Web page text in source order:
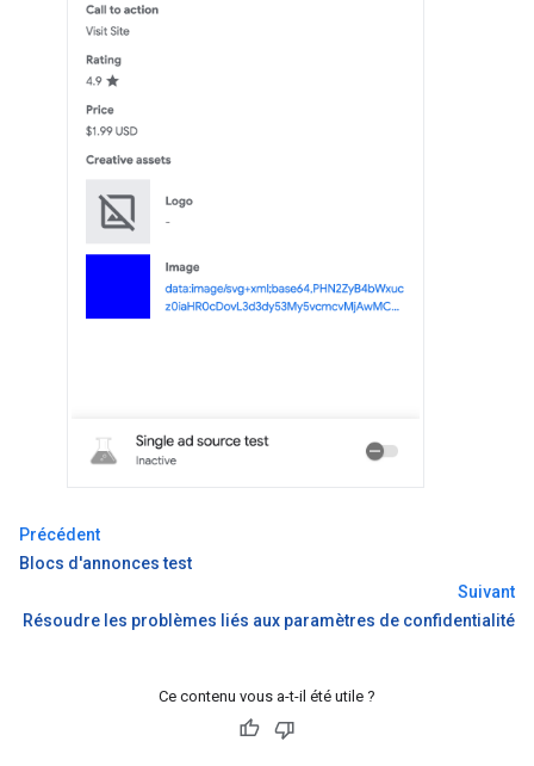
Précédent
Blocs d'annonces test
Suivant
Résoudre les problèmes liés aux paramètres de confidentialité
Ce contenu vous a-t-il été utile ?